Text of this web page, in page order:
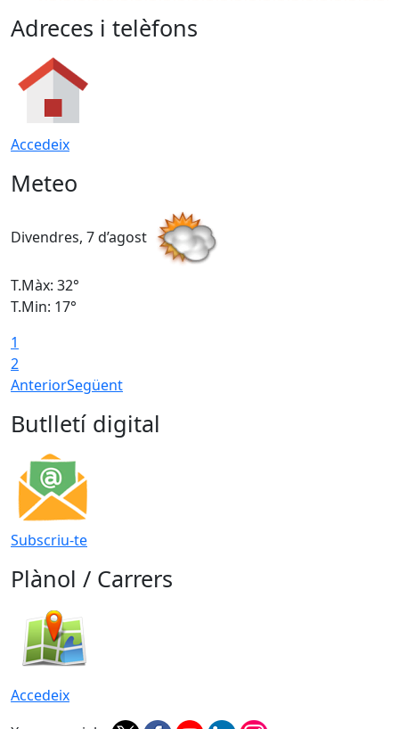
Adreces i telèfons
Accedeix
Meteo
Divendres, 7 d’agost
T.Màx: 32°
T.Min: 17°
1
2
AnteriorSegüent
Butlletí digital
Subscriu-te
Plànol / Carrers
Accedeix